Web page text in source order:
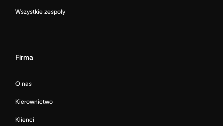
Wszystkie zespoły
Firma
O nas
Kierownictwo
Klienci